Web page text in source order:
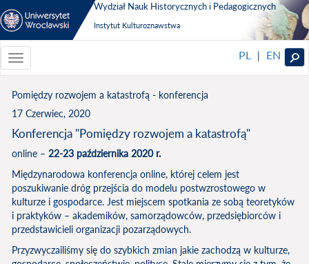
Wydział Nauk Historycznych i Pedagogicznych
Instytut Kulturoznawstwa
Toggle
navigationToggle
PL | EN
Pomiędzy rozwojem a katastrofą - konferencja
17 Czerwiec, 2020
Konferencja "Pomiędzy rozwojem a katastrofą"
online – 22-23 października 2020 r.
Międzynarodowa konferencja online, której celem jest
poszukiwanie dróg przejścia do modelu postwzrostowego w
kulturze i gospodarce. Jest miejscem spotkania ze sobą teoretyków
i praktyków – akademików, samorządowców, przedsiębiorców i
przedstawicieli organizacji pozarządowych.
Przyzwyczailiśmy się do szybkich zmian jakie zachodzą w kulturze,